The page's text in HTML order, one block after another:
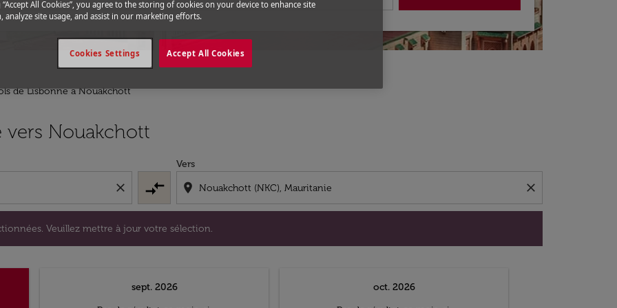
de Lisbonne a Nouakchott
vers Nouakchott
close compare_arrows
Vers
location_on close
Veuillez mettre à jour votre sélection.
Veuillez mettre à jour votre sélection.
sept. 2026
oct. 2026
“Accept All Cookies”, you agree to the storing of cookies on your device to enhance site
analyze site usage, and assist in our marketing efforts.
Accept All Cookies
Cookies Settings